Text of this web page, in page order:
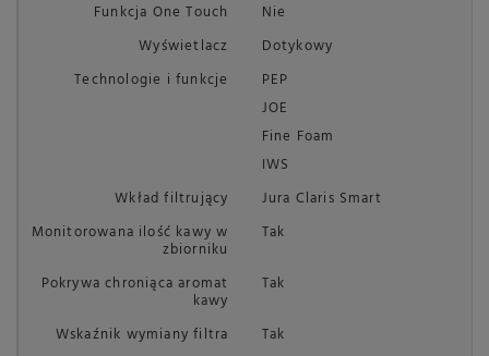
Funkcja One Touch
Nie
Wyświetlacz
Dotykowy
Technologie i funkcje
PEP
JOE
Fine Foam
IWS
Wkład filtrujący
Jura Claris Smart
Monitorowana ilość kawy w
zbiorniku
Tak
Pokrywa chroniąca aromat
kawy
Tak
Wskaźnik wymiany filtra
Tak